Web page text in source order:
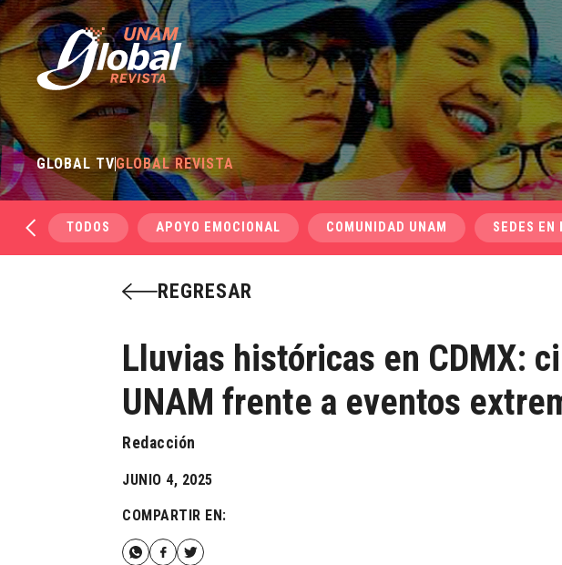
GLOBAL TVGLOBAL REVISTA
TODOS APOYO EMOCIONAL COMUNIDAD UNAM SEDES EN
REGRESAR
Lluvias históricas en CDMX:
UNAM frente a eventos
Redacción
JUNIO 4, 2025
COMPARTIR EN: